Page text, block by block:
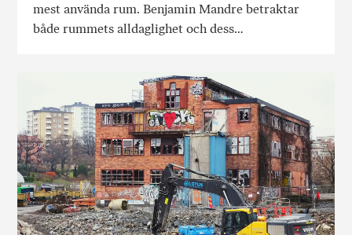
mest använda rum. Benjamin Mandre betraktar
både rummets alldaglighet och dess…